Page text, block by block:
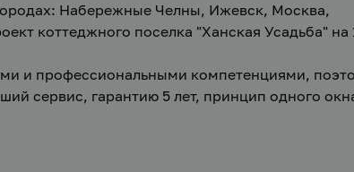
Набережные Челны, Ижевск, Москва,
коттеджного поселка "Ханская Усадьба" на
и профессиональными компетенциями,
сервис, гарантию 5 лет, принцип одного